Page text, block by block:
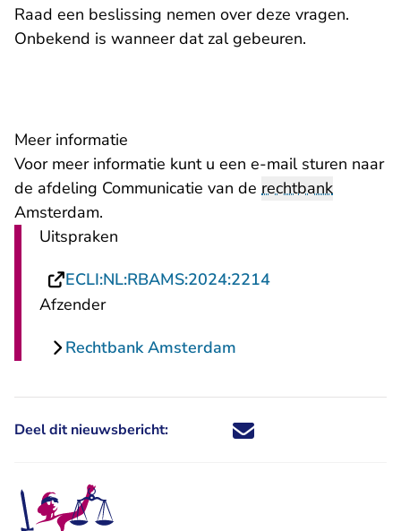
Raad een beslissing nemen over deze vragen.
Onbekend is wanneer dat zal gebeuren.
Meer informatie
Voor meer informatie kunt u een e-mail- U verlaat
sturen naar
de afdeling Communicatie van de rechtbank
Amsterdam.
Uitspraken
ECLI:NL:RBAMS:2024:2214- U verlaat
Afzender
Rechtbank Amsterdam
Deel dit nieuwsbericht: Deel dit nieuwsbericht via X -
Deel dit nieuwsbericht via
Deel dit nieuwsbericht
Deel dit